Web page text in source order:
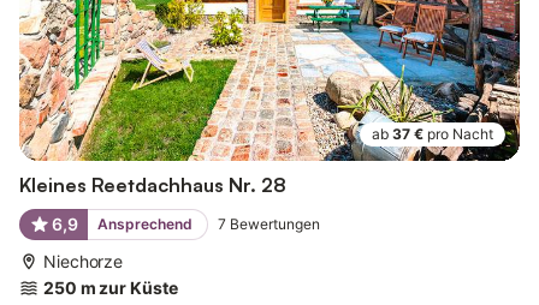
ab 37 € pro Nacht
Kleines Reetdachhaus Nr. 28
6,9 Ansprechend 7 Bewertungen
Niechorze
250 m zur Küste